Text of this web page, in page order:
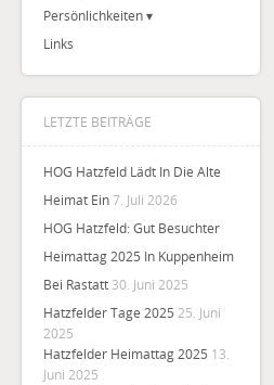
Persönlichkeiten
Links
LETZTE BEITRÄGE
HOG Hatzfeld Lädt In Die Alte
Heimat Ein7. Juli 2026
HOG Hatzfeld: Gut Besuchter
Heimattag 2025 In Kuppenheim
Bei Rastatt 30. Juni 2025
Hatzfelder Tage 2025 25. Juni
2025
Hatzfelder Heimattag 2025 13.
Juni 2025